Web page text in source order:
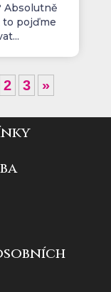
Absolutně
to pojďme
2 3 »